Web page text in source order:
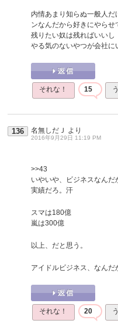
内情あまり知らぬ一般人
ンなんだから好きにやらせ
残りたい奴は残ればいいし
やる気のないやつが会社に
それな！ 15
136 名無しだＪ より
2016年9月29日 11:19 PM
>>43
いやいや、ビジネスなんだ
実績だろ。汗
スマは180億
嵐は300億
以上、だと思う。
アイドルビジネス、なんだ
それな！ 20